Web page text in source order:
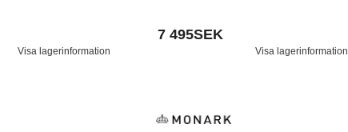
7 495SEK
Visa lagerinformation Visa lagerinformation